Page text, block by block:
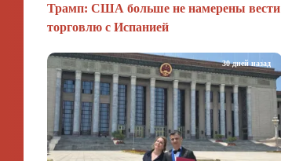
Трамп: США больше не намерены вести
торговлю с Испанией
30 дней назад